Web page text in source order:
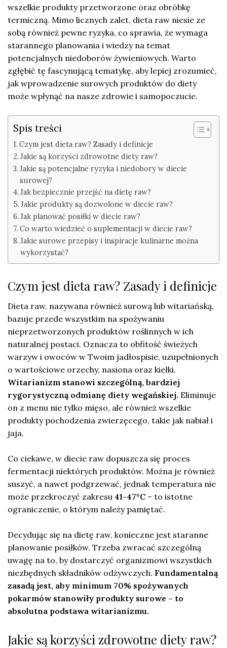
wszelkie produkty przetworzone oraz obróbkę
termiczną. Mimo licznych zalet, dieta raw niesie ze
sobą również pewne ryzyka, co sprawia, że wymaga
starannego planowania i wiedzy na temat
potencjalnych niedoborów żywieniowych. Warto
zgłębić tę fascynującą tematykę, aby lepiej zrozumieć,
jak wprowadzenie surowych produktów do diety
może wpłynąć na nasze zdrowie i samopoczucie.
Spis treści
Czym jest dieta raw? Zasady i definicje
Jakie są korzyści zdrowotne diety raw?
Jakie są potencjalne ryzyka i niedobory w diecie
surowej?
Jak bezpiecznie przejść na dietę raw?
Jakie produkty są dozwolone w diecie raw?
Jak planować posiłki w diecie raw?
Co warto wiedzieć o suplementacji w diecie raw?
Jakie surowe przepisy i inspiracje kulinarne można
wykorzystać?
Czym jest dieta raw? Zasady i definicje
Dieta raw, nazywana również surową lub witariańską,
bazuje przede wszystkim na spożywaniu
nieprzetworzonych produktów roślinnych w ich
naturalnej postaci. Oznacza to obfitość świeżych
warzyw i owoców w Twoim jadłospisie, uzupełnionych
o wartościowe orzechy, nasiona oraz kiełki.
Witarianizm stanowi szczególną, bardziej
rygorystyczną odmianę diety wegańskiej. Eliminuje
on z menu nie tylko mięso, ale również wszelkie
produkty pochodzenia zwierzęcego, takie jak nabiał i
jaja.
Co ciekawe, w diecie raw dopuszcza się proces
fermentacji niektórych produktów. Można je również
suszyć, a nawet podgrzewać, jednak temperatura nie
może przekroczyć zakresu 41-47°C – to istotne
ograniczenie, o którym należy pamiętać.
Decydując się na dietę raw, konieczne jest staranne
planowanie posiłków. Trzeba zwracać szczególną
uwagę na to, by dostarczyć organizmowi wszystkich
niezbędnych składników odżywczych. Fundamentalną
zasadą jest, aby minimum 70% spożywanych
pokarmów stanowiły produkty surowe – to
absolutna podstawa witarianizmu.
Jakie są korzyści zdrowotne diety raw?